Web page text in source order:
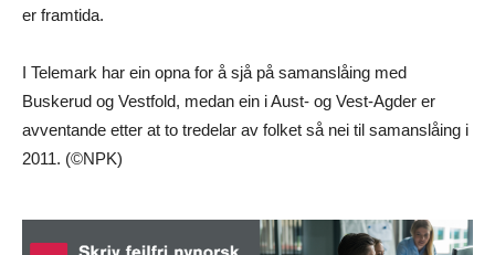
er framtida.
I Telemark har ein opna for å sjå på samanslåing med
Buskerud og Vestfold, medan ein i Aust- og Vest-Agder er
avventande etter at to tredelar av folket så nei til samanslåing i
2011. (©NPK)